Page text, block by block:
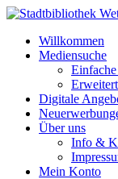
Willkommen
Mediensuche
Digitale
Über uns
Info &
Mein Konto